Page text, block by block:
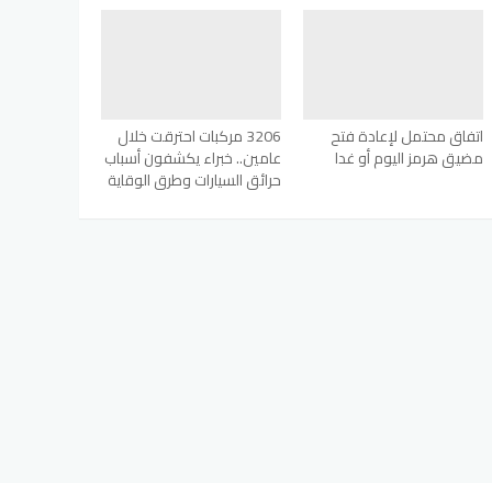
اتفاق محتمل لإعادة فتح
مضيق هرمز اليوم أو غدا
3206 مركبات احترقت خلال
عامين.. خبراء يكشفون أسباب
حرائق السيارات وطرق الوقاية